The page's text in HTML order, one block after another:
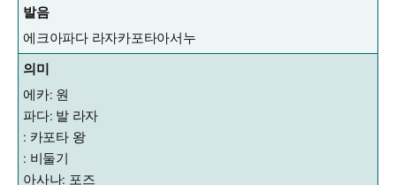
발음
에크아파다 라자카포타아서누
의미
에카: 원
파다: 발 라자
: 카포타 왕
: 비둘기
아사나: 포즈